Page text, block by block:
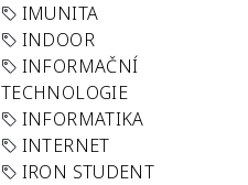
IMUNITA
INDOOR
INFORMAČNÍ
TECHNOLOGIE
INFORMATIKA
INTERNET
IRON STUDENT